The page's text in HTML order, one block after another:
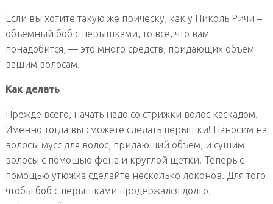
Если вы хотите такую же прическу, как у Николь Ричи –
объемный боб с перышками, то все, что вам
понадобится, — это много средств, придающих объем
вашим волосам.
Как делать
Прежде всего, начать надо со стрижки волос каскадом.
Именно тогда вы сможете сделать перышки! Наносим на
волосы мусс для волос, придающий объем, и сушим
волосы с помощью фена и круглой щетки. Теперь с
помощью утюжка сделайте несколько локонов. Для того
чтобы боб с перышками продержался долго,